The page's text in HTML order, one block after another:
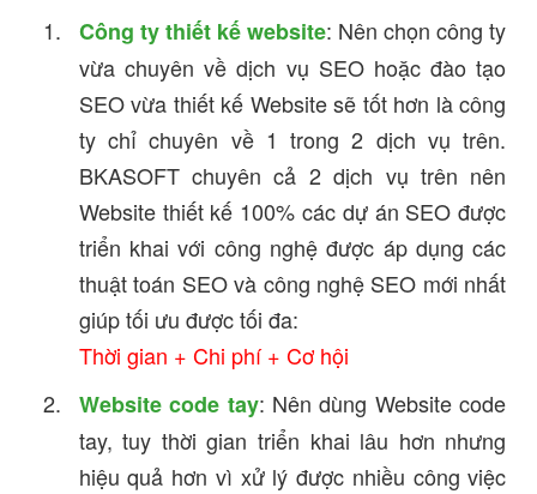
Công ty thiết kế website: Nên chọn công ty
vừa chuyên về dịch vụ SEO hoặc đào tạo
SEO vừa thiết kế Website sẽ tốt hơn là công
ty chỉ chuyên về 1 trong 2 dịch vụ trên.
BKASOFT chuyên cả 2 dịch vụ trên nên
Website thiết kế 100% các dự án SEO được
triển khai với công nghệ được áp dụng các
thuật toán SEO và công nghệ SEO mới nhất
giúp tối ưu được tối đa:
Thời gian + Chi phí + Cơ hội
Website code tay: Nên dùng Website code
tay, tuy thời gian triển khai lâu hơn nhưng
hiệu quả hơn vì xử lý được nhiều công việc